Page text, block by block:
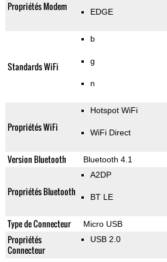
Propriétés Modem EDGE
Standards WiFi
b
g
n
Propriétés WiFi
Hotspot WiFi
WiFi Direct
Version Bluetooth Bluetooth 4.1
Propriétés Bluetooth
A2DP
BT LE
Type de Connecteur Micro USB
Propriétés
Connecteur
USB 2.0